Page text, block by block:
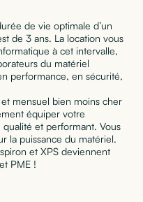
de vie optimale d’un
de 3 ans. La location vous
à cet intervalle,
du matériel
performance, en sécurité,
mensuel bien moins cher
équiper votre
et performant. Vous
la puissance du matériel.
et XPS deviennent
PME !